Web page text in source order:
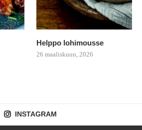
Helppo lohimousse
26 maaliskuun, 2026
INSTAGRAM